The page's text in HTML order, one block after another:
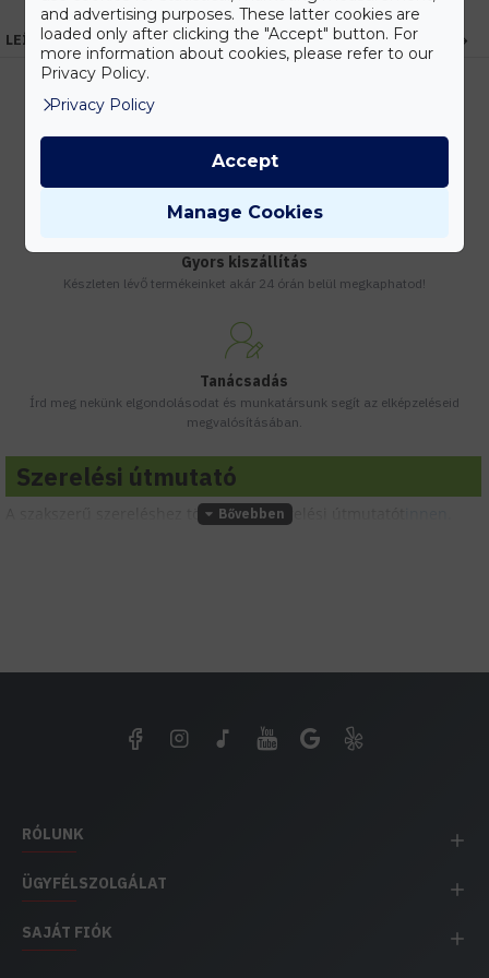
LEÍRÁS
Kedvezmények
Vásárolj nagyobb mennyiségben és megadjuk a legjobb gyártói árakat.
Gyors kiszállítás
Készleten lévő termékeinket akár 24 órán belül megkaphatod!
Tanácsadás
Írd meg nekünk elgondolásodat és munkatársunk segít az elképzeléseid
megvalósításában.
Szerelési útmutató
A szakszerű szereléshez töltsd le a szerelési útmutatót
RÓLUNK
ÜGYFÉLSZOLGÁLAT
SAJÁT FIÓK
and advertising purposes. These latter cookies are
loaded only after clicking the "Accept" button. For
more information about cookies, please refer to our
Privacy Policy.
Privacy Policy
Manage Cookies
Accept